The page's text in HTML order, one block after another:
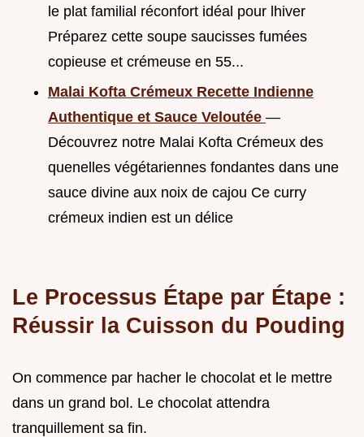
le plat familial réconfort idéal pour lhiver
Préparez cette soupe saucisses fumées
copieuse et crémeuse en 55...
Malai Kofta Crémeux Recette Indienne
Authentique et Sauce Veloutée —
Découvrez notre Malai Kofta Crémeux des
quenelles végétariennes fondantes dans une
sauce divine aux noix de cajou Ce curry
crémeux indien est un délice
Le Processus Étape par Étape :
Réussir la Cuisson du Pouding
On commence par hacher le chocolat et le mettre
dans un grand bol. Le chocolat attendra
tranquillement sa fin.